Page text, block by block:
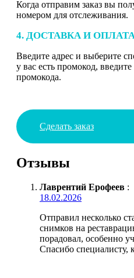
Когда отправим заказ вы
номером для отслеживания.
4. ДОСТАВКА И ОПЛАТА
Введите адрес и выберите
у вас есть промокод,
промокода.
Сделать заказ
Отзывы
Лаврентий Ерофеев :
18.02.2026
Отправил несколько
снимков на
порадовал, особенно
Спасибо специалисту,